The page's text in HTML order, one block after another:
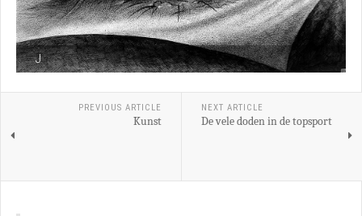
J
PREVIOUS ARTICLE
Kunst
NEXT ARTICLE
De vele doden in de topsport